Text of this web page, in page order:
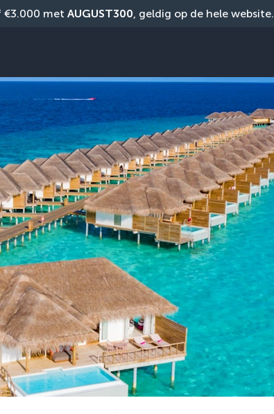
€3.000 met AUGUST300, geldig op de hele website.